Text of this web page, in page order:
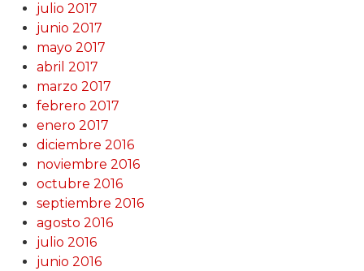
julio 2017
junio 2017
mayo 2017
abril 2017
marzo 2017
febrero 2017
enero 2017
diciembre 2016
noviembre 2016
octubre 2016
septiembre 2016
agosto 2016
julio 2016
junio 2016